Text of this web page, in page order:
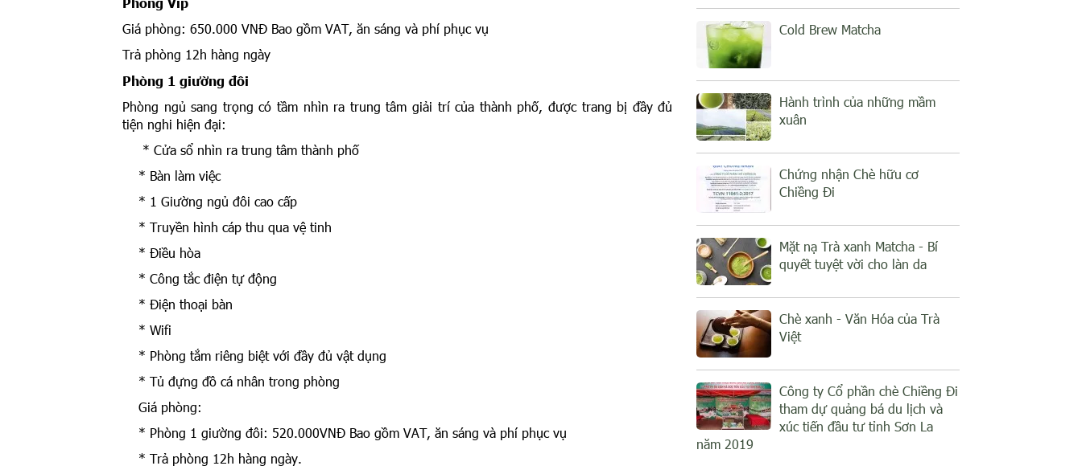
Giá phòng: 650.000 VNĐ Bao gồm VAT, ăn sáng và phí phục vụ
Trả phòng 12h hàng ngày
Phòng 1 giường đôi
Phòng ngủ sang trọng có tầm nhìn ra trung tâm giải trí của thành phố, được trang bị đầy đủ
tiện nghi hiện đại:
* Cửa sổ nhìn ra trung tâm thành phố
* Bàn làm việc
* 1 Giường ngủ đôi cao cấp
* Truyền hình cáp thu qua vệ tinh
* Điều hòa
* Công tắc điện tự động
* Điện thoại bàn
* Wifi
* Phòng tắm riêng biệt với đầy đủ vật dụng
* Tủ đựng đồ cá nhân trong phòng
Giá phòng:
* Phòng 1 giường đôi: 520.000VNĐ Bao gồm VAT, ăn sáng và phí phục vụ
* Trả phòng 12h hàng ngày.
Cold Brew Matcha
Hành trình của những mầm
xuân
Chứng nhận Chè hữu cơ
Chiềng Đi
Mặt nạ Trà xanh Matcha - Bí
quyết tuyệt vời cho làn da
Chè xanh - Văn Hóa của Trà
Việt
Công ty Cổ phần chè Chiềng Đi
tham dự quảng bá du lịch và
xúc tiến đầu tư tỉnh Sơn La
năm 2019